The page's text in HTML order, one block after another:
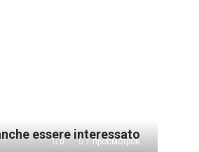
essere interessato
0 1 просмотров